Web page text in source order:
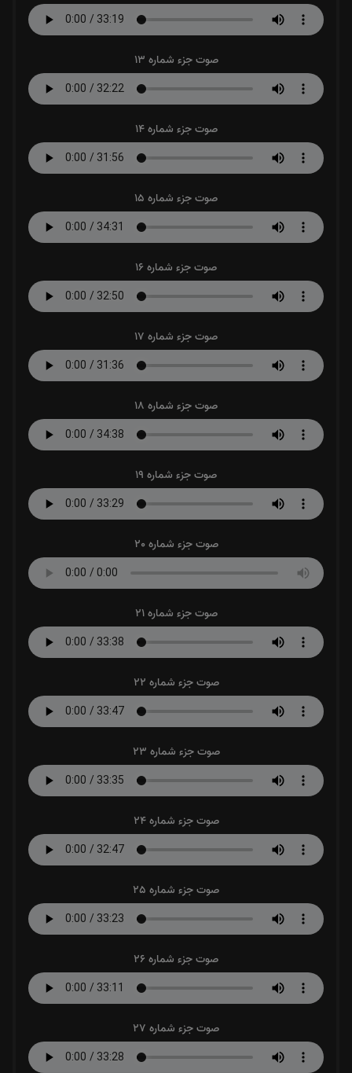
صوت جزء شماره 13
صوت جزء شماره 14
صوت جزء شماره 15
صوت جزء شماره 16
صوت جزء شماره 17
صوت جزء شماره 18
صوت جزء شماره 19
صوت جزء شماره 20
صوت جزء شماره 21
صوت جزء شماره 22
صوت جزء شماره 23
صوت جزء شماره 24
صوت جزء شماره 25
صوت جزء شماره 26
صوت جزء شماره 27